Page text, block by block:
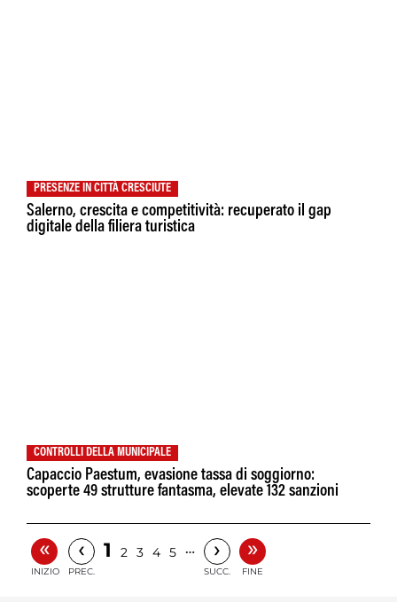
PRESENZE IN CITTÀ CRESCIUTE
Salerno, crescita e competitività: recuperato il gap
digitale della filiera turistica
CONTROLLI DELLA MUNICIPALE
Capaccio Paestum, evasione tassa di soggiorno:
scoperte 49 strutture fantasma, elevate 132 sanzioni
«
INIZIO
‹
PREC.
1 2 3 4 5 … ›
SUCC.
»
FINE